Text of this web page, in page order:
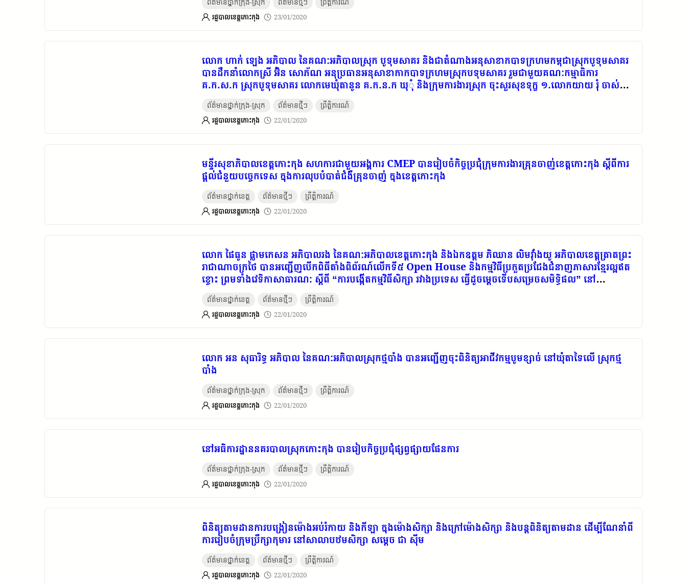
ព័ត៌មានថ្នាក់ក្រុង-ស្រុក ព័ត៌មានថ្មីៗ ព្រឹត្តិការណ៍
រដ្ឋបាល​ខេត្ត​កោះកុង 23/01/2020
លោក ហាក់ ឡេង អភិបាល នៃគណៈអភិបាលស្រុក បូទុមសាគរ និងជាតំណាងអនុសាខាកបាទក្រហមកម្ពុជាស្រុកបូទុមសាគរ
បានដឹកនាំលោកស្រី អ៊ិន សោភ័ណ អនុប្រធានអនុសាខាកាកបាទក្រហមស្រុកបទុមសាគរ រួមជាមួយគណៈកម្មាធិការ
គ.ក.ស.ក ស្រុកបូទុមសាគរ លោកមេឃុំតានូន គ.ក.ន.ក ឃុុំ និងក្រុមការងារស្រុក ចុះសួរសុខទុក្ខ ១.លោកយាយ រុំ ចាស់ជរា
លទ្ធភាពទៅពេទ្យ ដើម្បីព្យាបាល ទទួលបាន អង្ករ ២៥ គីឡូ គឿងបរិភោគមួយថង់ ថវិកា ៣០ ម៉ឺនរៀល។ ២.លោកតា សុខ ឡូ
អតីតមេប៉ុស្តិ៍ឃុំតានូន ចាស់ជរាដែលមានជំងឺប្រចាំកាយ ទទួលបាន អង្គរ ២៥ គីឡូ និងថវិកា ៣០ ម៉ឺនរៀល និងឧបត្ថម្ភ ដល់អ្នក
ព័ត៌មានថ្នាក់ក្រុង-ស្រុក ព័ត៌មានថ្មីៗ ព្រឹត្តិការណ៍
រដ្ឋបាល​ខេត្ត​កោះកុង 22/01/2020
មន្ទីរសុខាភិបាលខេត្តកោះកុង សហការជាមួយអង្គការ CMEP បានរៀបចំកិច្ចប្រជុំក្រុមការងារគ្រុនចាញ់ខេត្តកោះកុង ស្តីពីការ
ផ្តល់ជំនួយបច្ចេកទេស ក្នុងការលុបបំបាត់ជំងឺគ្រុនចាញ់ ក្នុងខេត្តកោះកុង
ព័ត៌មានថ្នាក់ខេត្ត ព័ត៌មានថ្មីៗ ព្រឹត្តិការណ៍
រដ្ឋបាល​ខេត្ត​កោះកុង 22/01/2020
លោក ផៃធូន ផ្លាមកេសន អភិបាលរង នៃគណៈអភិបាលខេត្តកោះកុង និងឯកឧត្តម​ ភិឈាន លិមវុាំងយូ អភិបាលខេត្ត​ត្រាត​ព្រះ
រាជាណាចក្រថៃ បានអញ្ជើញបើកពិធីតាំងពិព័រណ៍​លើកទី៥ Open House និងកម្មវិធីប្រកួតប្រជែងជំនាញភាសារខ្មែរល្អឥត
ខ្ចោះ​ ព្រមទាំងវេទិកាសាធារណ: ស្តីពី “ការបង្កើតកម្មវិធីសិក្សា រវាងប្រទេស ធ្វើដូចម្តេចទើបសម្រេចសមិទ្ធិផល”​ នៅ
ព័ត៌មានថ្នាក់ខេត្ត ព័ត៌មានថ្មីៗ ព្រឹត្តិការណ៍
រដ្ឋបាល​ខេត្ត​កោះកុង 22/01/2020
លោក អន សុធារិទ្ធ អភិបាល នៃគណៈអភិបាលស្រុកថ្មបាំង បានអញ្ជើញចុះពិនិត្យអាជីវកម្មបូមខ្សាច់ នៅឃុំតាទៃលើ ស្រុកថ្ម
បាំង
ព័ត៌មានថ្នាក់ក្រុង-ស្រុក ព័ត៌មានថ្មីៗ ព្រឹត្តិការណ៍
រដ្ឋបាល​ខេត្ត​កោះកុង 22/01/2020
នៅអធិការដ្ឋាននគរបាលស្រុកកោះកុង បានរៀបកិច្ចប្រជុំផ្សព្វផ្សាយផែនការ
ព័ត៌មានថ្នាក់ក្រុង-ស្រុក ព័ត៌មានថ្មីៗ ព្រឹត្តិការណ៍
រដ្ឋបាល​ខេត្ត​កោះកុង 22/01/2020
ពិនិត្យតាមដានការបង្រៀនម៉ោងអប់រំកាយ និងកីឡា ក្នុងម៉ោងសិក្សា និងក្រៅម៉ោងសិក្សា និងបន្តពិនិត្យតាមដាន ដើម្បីណែនាំពី
ការរៀបចំក្រុមប្រឹក្សាកុមារ នៅសាលាបឋមសិក្សា សម្តេច ជា ស៊ីម
ព័ត៌មានថ្នាក់ខេត្ត ព័ត៌មានថ្មីៗ ព្រឹត្តិការណ៍
រដ្ឋបាល​ខេត្ត​កោះកុង 22/01/2020